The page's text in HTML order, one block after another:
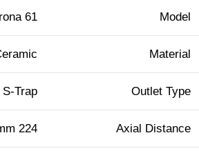
Model
61
Material
Outlet Type
S-Trap
Axial Distance
224 mm